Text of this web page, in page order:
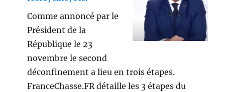
Comme annoncé par le
Président de la
République le 23
novembre le second
déconfinement a lieu en trois étapes.
FranceChasse.FR détaille les 3 étapes du